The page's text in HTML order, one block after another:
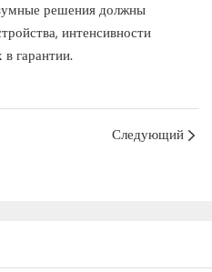
решения должны
интенсивности
в гарантии.
Следующий